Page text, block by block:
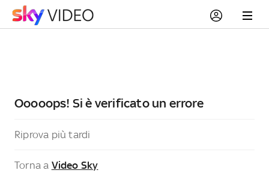
Ooooops! Si è verificato un errore
Riprova più tardi
Torna a Video Sky